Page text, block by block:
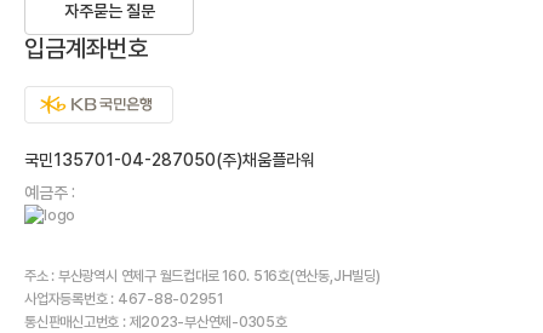
자주묻는 질문
입금계좌번호
국민135701-04-287050(주)채움플라워
예금주 :
주소 : 부산광역시 연제구 월드컵대로 160. 516호(연산동,JH빌딩)
사업자등록번호 : 467-88-02951
통신판매신고번호 : 제2023-부산연제-0305호